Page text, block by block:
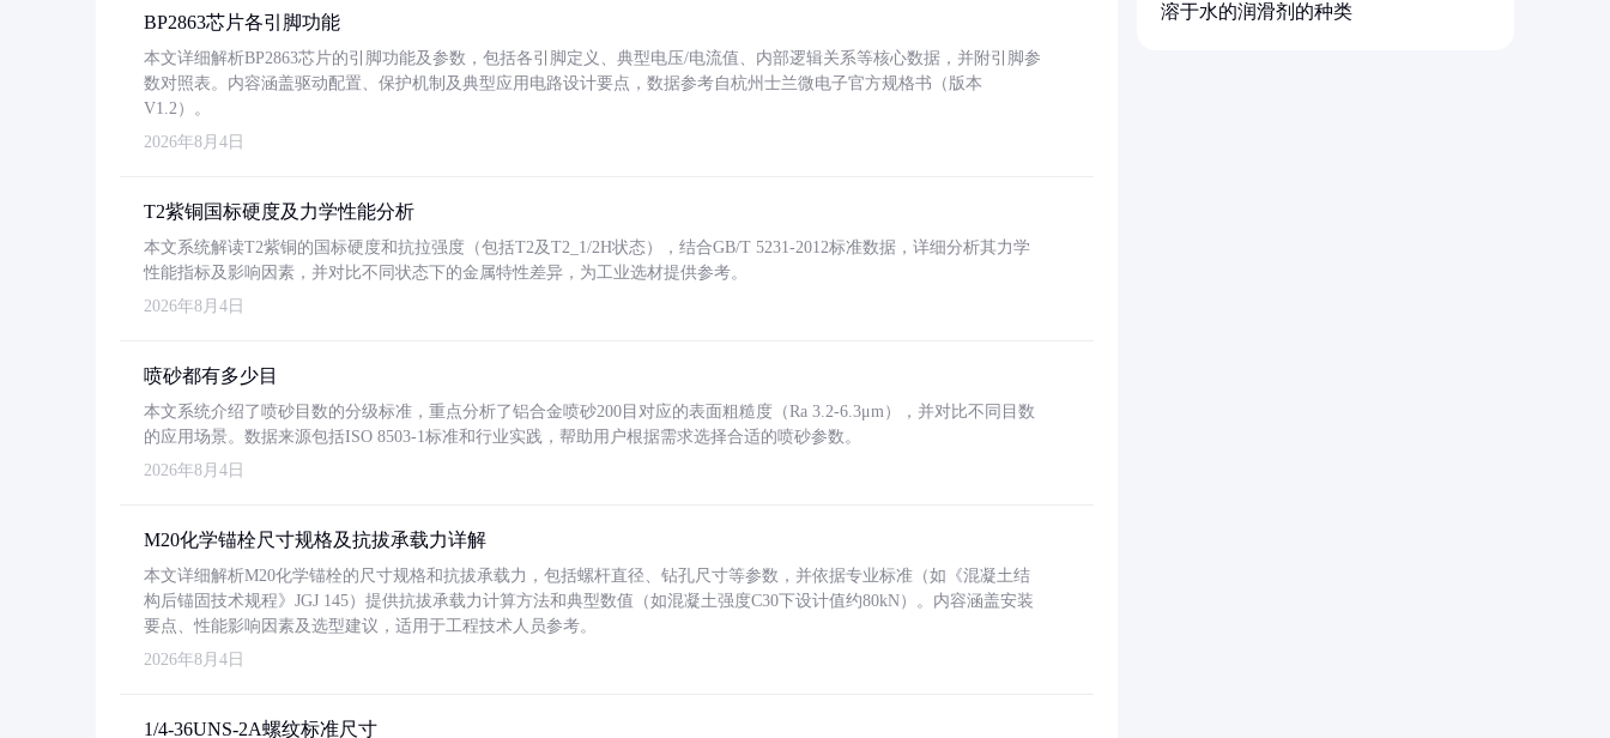
BP2863芯片各引脚功能
本文详细解析BP2863芯片的引脚功能及参数，包括各引脚定义、典型电压/电流值、内部逻辑关系等核心数据，并附引脚参
数对照表。内容涵盖驱动配置、保护机制及典型应用电路设计要点，数据参考自杭州士兰微电子官方规格书（版本
V1.2）。
2026年8月4日
T2紫铜国标硬度及力学性能分析
本文系统解读T2紫铜的国标硬度和抗拉强度（包括T2及T2_1/2H状态），结合GB/T 5231-2012标准数据，详细分析其力学
性能指标及影响因素，并对比不同状态下的金属特性差异，为工业选材提供参考。
2026年8月4日
喷砂都有多少目
本文系统介绍了喷砂目数的分级标准，重点分析了铝合金喷砂200目对应的表面粗糙度（Ra 3.2-6.3μm），并对比不同目数
的应用场景。数据来源包括ISO 8503-1标准和行业实践，帮助用户根据需求选择合适的喷砂参数。
2026年8月4日
M20化学锚栓尺寸规格及抗拔承载力详解
本文详细解析M20化学锚栓的尺寸规格和抗拔承载力，包括螺杆直径、钻孔尺寸等参数，并依据专业标准（如《混凝土结
构后锚固技术规程》JGJ 145）提供抗拔承载力计算方法和典型数值（如混凝土强度C30下设计值约80kN）。内容涵盖安装
要点、性能影响因素及选型建议，适用于工程技术人员参考。
2026年8月4日
1/4-36UNS-2A螺纹标准尺寸
溶于水的润滑剂的种类